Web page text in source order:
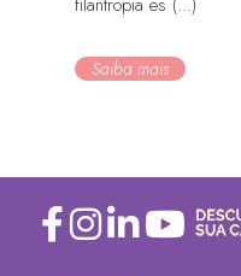
Saiba mais